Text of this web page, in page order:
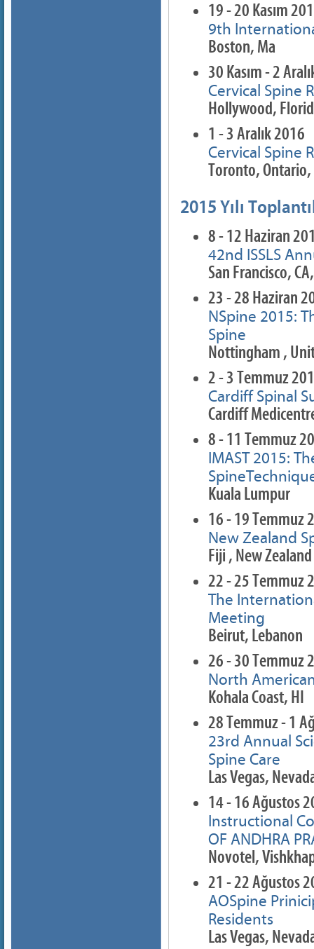
19 - 20 Kasım
9th
Boston, Ma
30 Kasım - 2
Cervical Spine
Hollywood,
1 - 3 Aralık 2016
Cervical Spine
Toronto, Ontario,
2015 Yılı
8 - 12 Haziran
42nd ISSLS
San Francisco,
23 - 28 Haziran
NSpine 2015:
Spine
Nottingham ,
2 - 3 Temmuz
Cardiff Spinal
Cardiff
8 - 11 Temmuz
IMAST 2015:
Kuala Lumpur
16 - 19 Temmuz
New Zealand
Fiji , New Zealand
22 - 25 Temmuz
The
Meeting
Beirut, Lebanon
26 - 30 Temmuz
North
Kohala Coast, HI
28 Temmuz - 1
23rd Annual
Spine Care
Las Vegas,
14 - 16 Ağustos
Instructional
OF ANDHRA
Novotel,
21 - 22 Ağustos
AOSpine
Residents
Las Vegas,